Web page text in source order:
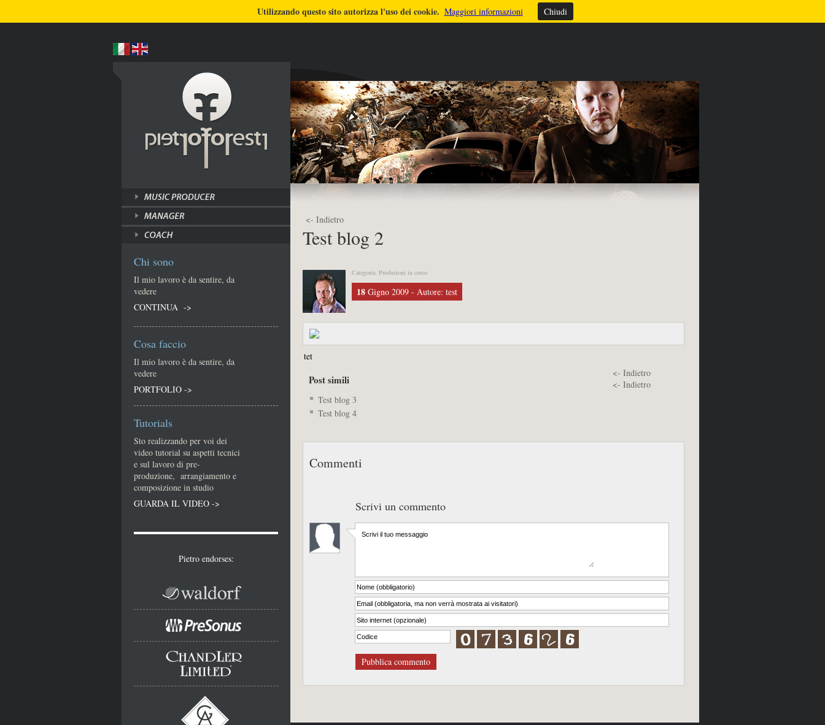
COSA FACCIO ULTIMI LAVORI TUTORIALS DICONO DI ME FOTO STRUMENTAZIONE
<- Indietro
Test blog 2
Categoria: Produzioni in corso
18 Gigno 2009 - Autore: test
tet
Post simili
Test blog 3
Test blog 4
<- Indietro
Commenti
Scrivi un commento
Pubblica commento
<- Indietro
Chi sono
Il mio lavoro è da sentire, da
vedere
CONTINUA ->
Cosa faccio
Il mio lavoro è da sentire, da
vedere
PORTFOLIO ->
Tutorials
Sto realizzando per voi dei
video tutorial su aspetti tecnici
e sul lavoro di pre-
produzione, arrangiamento e
composizione in studio
GUARDA IL VIDEO ->
Pietro endorses:
Utilizzando questo sito autorizza l'uso dei cookie. Maggiori informazioni Chiudi